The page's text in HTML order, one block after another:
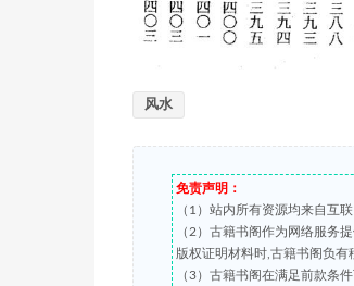
风水
免责声明：
（1）站内所有资源均来自互
（2）古籍书阁作为网络服务
版权证明材料时,古籍书阁负
（3）古籍书阁在满足前款条